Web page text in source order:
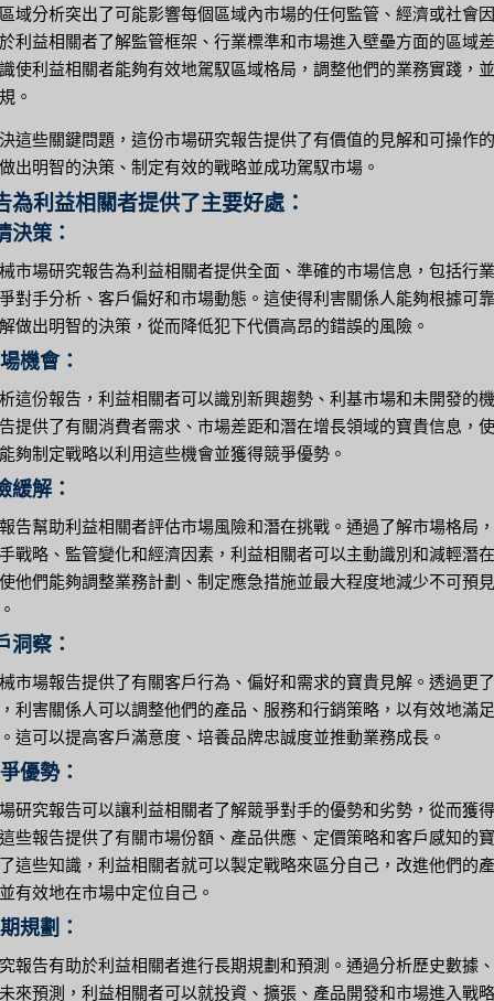
域分析突出了可能影響每個區域內市場的任何監管、經濟或社會
利益相關者了解監管框架、行業標準和市場進入壁壘方面的區域
使利益相關者能夠有效地駕馭區域格局，調整他們的業務實踐，
。
這些關鍵問題，這份市場研究報告提供了有價值的見解和可操作
出明智的決策、制定有效的戰略並成功駕馭市場。
為利益相關者提供了主要好處：
決策：
市場研究報告為利益相關者提供全面、準確的市場信息，包括行
對手分析、客戶偏好和市場動態。這使得利害關係人能夠根據可
做出明智的決策，從而降低犯下代價高昂的錯誤的風險。
機會：
這份報告，利益相關者可以識別新興趨勢、利基市場和未開發的
提供了有關消費者需求、市場差距和潛在增長領域的寶貴信息，
夠制定戰略以利用這些機會並獲得競爭優勢。
緩解：
告幫助利益相關者評估市場風險和潛在挑戰。通過了解市場格局
戰略、監管變化和經濟因素，利益相關者可以主動識別和減輕潛
他們能夠調整業務計劃、制定應急措施並最大程度地減少不可預
洞察：
市場報告提供了有關客戶行為、偏好和需求的寶貴見解。透過更
利害關係人可以調整他們的產品、服務和行銷策略，以有效地滿
這可以提高客戶滿意度、培養品牌忠誠度並推動業務成長。
優勢：
研究報告可以讓利益相關者了解競爭對手的優勢和劣勢，從而獲
些報告提供了有關市場份額、產品供應、定價策略和客戶感知的
這些知識，利益相關者就可以製定戰略來區分自己，改進他們的
有效地在市場中定位自己。
規劃：
報告有助於利益相關者進行長期規劃和預測。通過分析歷史數據
來預測，利益相關者可以就投資、擴張、產品開發和市場進入戰